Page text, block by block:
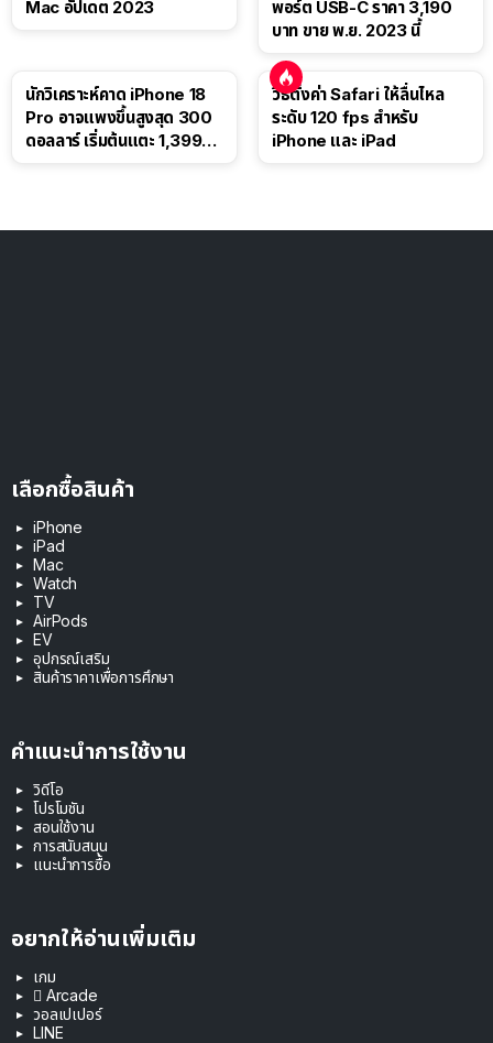
Mac อัปเดต 2023
พอร์ต USB-C ราคา 3,190
บาท ขาย พ.ย. 2023 นี้
นักวิเคราะห์คาด iPhone 18
Pro อาจแพงขึ้นสูงสุด 300
ดอลลาร์ เริ่มต้นแตะ 1,399
วิธีตั้งค่า Safari ให้ลื่นไหล
ระดับ 120 fps สำหรับ
iPhone และ iPad
เลือกซื้อสินค้า
iPhone
iPad
Mac
Watch
TV
AirPods
EV
อุปกรณ์เสริม
สินค้าราคาเพื่อการศึกษา
คำแนะนำการใช้งาน
วิดีโอ
โปรโมชัน
สอนใช้งาน
การสนับสนุน
แนะนำการซื้อ
อยากให้อ่านเพิ่มเติม
เกม
 Arcade
วอลเปเปอร์
LINE